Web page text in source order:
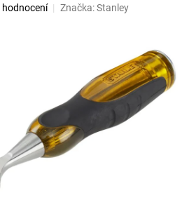
Značka:Stanley